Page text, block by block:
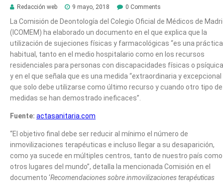
Redacción web 9 mayo, 2018 0 Comments
La Comisión de Deontología del Colegio Oficial de Médicos de
(ICOMEM) ha elaborado un documento en el que explica que la
utilización de sujeciones físicas y farmacológicas “es una práctica
habitual, tanto en el medio hospitalario como en los recursos
residenciales para personas con discapacidades físicas o
y en el que señala que es una medida “extraordinaria y excepcional
que solo debe utilizarse como último recurso y cuando otro tipo de
medidas se han demostrado ineficaces”.
Fuente: actasanitaria.com
“El objetivo final debe ser reducir al mínimo el número de
inmovilizaciones terapéuticas e incluso llegar a su desaparición,
como ya sucede en múltiples centros, tanto de nuestro país
otros lugares del mundo”, detalla la mencionada Comisión en el
documento ‘Recomendaciones sobre inmovilizaciones terapéuticas